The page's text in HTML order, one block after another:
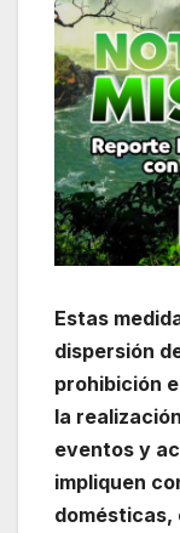
Estas
dispersión
prohibición
la
eventos y
impliquen
domésticas,